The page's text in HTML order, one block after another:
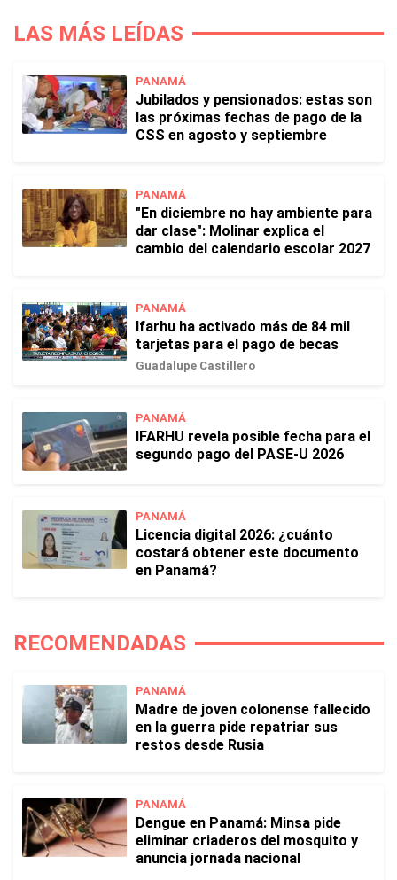
LAS MÁS LEÍDAS
PANAMÁ
Jubilados y pensionados: estas son
las próximas fechas de pago de la
CSS en agosto y septiembre
PANAMÁ
"En diciembre no hay ambiente para
dar clase": Molinar explica el
cambio del calendario escolar 2027
PANAMÁ
Ifarhu ha activado más de 84 mil
tarjetas para el pago de becas
Guadalupe Castillero
PANAMÁ
IFARHU revela posible fecha para el
segundo pago del PASE-U 2026
PANAMÁ
Licencia digital 2026: ¿cuánto
costará obtener este documento
en Panamá?
RECOMENDADAS
PANAMÁ
Madre de joven colonense fallecido
en la guerra pide repatriar sus
restos desde Rusia
PANAMÁ
Dengue en Panamá: Minsa pide
eliminar criaderos del mosquito y
anuncia jornada nacional